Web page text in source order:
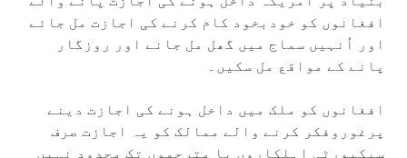
افغانوں کو خودبخود کام کرنے کی اجازت مل جائے
اور اُنہیں سماج میں گھل مل جانے اور روزگار
پانے کے مواقع مل سکیں۔
افغانوں کو ملک میں داخل ہونے کی اجازت دینے
پرغوروفکر کرنے والے ممالک کو یہ اجازت صرف
سیکیورٹی اہلکاروں یا مترجموں تک محدود نہیں